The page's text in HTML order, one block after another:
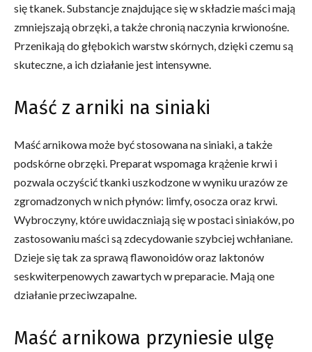
się tkanek. Substancje znajdujące się w składzie maści mają
zmniejszają obrzęki, a także chronią naczynia krwionośne.
Przenikają do głębokich warstw skórnych, dzięki czemu są
skuteczne, a ich działanie jest intensywne.
Maść z arniki na siniaki
Maść arnikowa może być stosowana na siniaki, a także
podskórne obrzęki. Preparat wspomaga krążenie krwi i
pozwala oczyścić tkanki uszkodzone w wyniku urazów ze
zgromadzonych w nich płynów: limfy, osocza oraz krwi.
Wybroczyny, które uwidaczniają się w postaci siniaków, po
zastosowaniu maści są zdecydowanie szybciej wchłaniane.
Dzieje się tak za sprawą flawonoidów oraz laktonów
seskwiterpenowych zawartych w preparacie. Mają one
działanie przeciwzapalne.
Maść arnikowa przyniesie ulgę